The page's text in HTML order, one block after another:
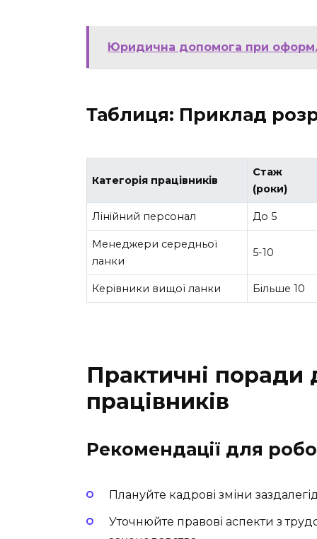
Юридична допомога при
Таблиця: Приклад
Категорія працівників
Стаж
(роки)
Лінійний персонал До 5
Менеджери середньої
ланки
5-10
Керівники вищої ланки Більше 10
Практичні поради
працівників
Рекомендації для
Плануйте кадрові зміни
Уточнюйте правові аспекти з